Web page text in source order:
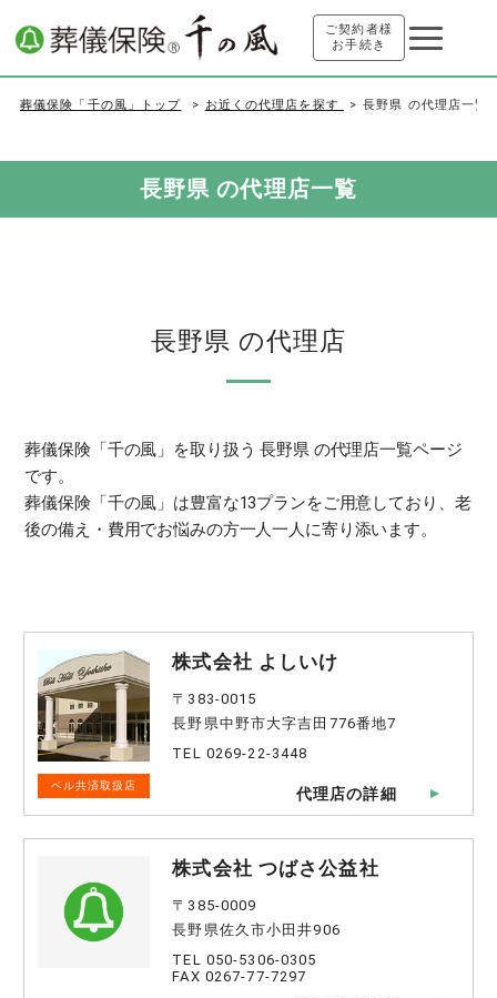
ご契約者様
お手続き
葬儀保険「千の風」トップ お近くの代理店を探す 長野県 の代理店一覧
長野県 の代理店一覧
長野県 の代理店
葬儀保険「千の風」を取り扱う 長野県 の代理店一覧ページ
です。
葬儀保険「千の風」は豊富な13プランをご用意しており、老
後の備え・費用でお悩みの方一人一人に寄り添います。
ベル共済取扱店
株式会社 よしいけ
〒383-0015
長野県中野市大字吉田776番地7
TEL 0269-22-3448
代理店の詳細
株式会社 つばさ公益社
〒385-0009
長野県佐久市小田井906
TEL 050-5306-0305
FAX 0267-77-7297